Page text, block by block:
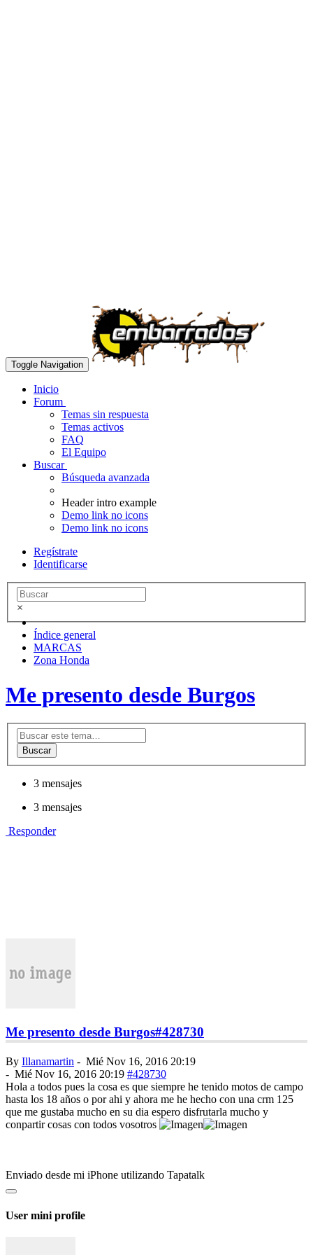
Toggle Navigation
Inicio
Forum
Temas sin respuesta
Temas activos
FAQ
El Equipo
Buscar
Búsqueda avanzada
Header intro example
Demo link no icons
Demo link no icons
Regístrate
Identificarse
×
Índice general
MARCAS
Zona Honda
Me presento desde Burgos
Buscar
3 mensajes
3 mensajes
Responder
Me presento desde Burgos#428730
By Illanamartin - Mié Nov 16, 2016 20:19
- Mié Nov 16, 2016 20:19 #428730
Hola a todos pues la cosa es que siempre he tenido motos de campo
hasta los 18 años o por ahi y ahora me he hecho con una crm 125
que me gustaba mucho en su dia espero disfrutarla mucho y
conpartir cosas con todos vosotros
Enviado desde mi iPhone utilizando Tapatalk
User mini profile